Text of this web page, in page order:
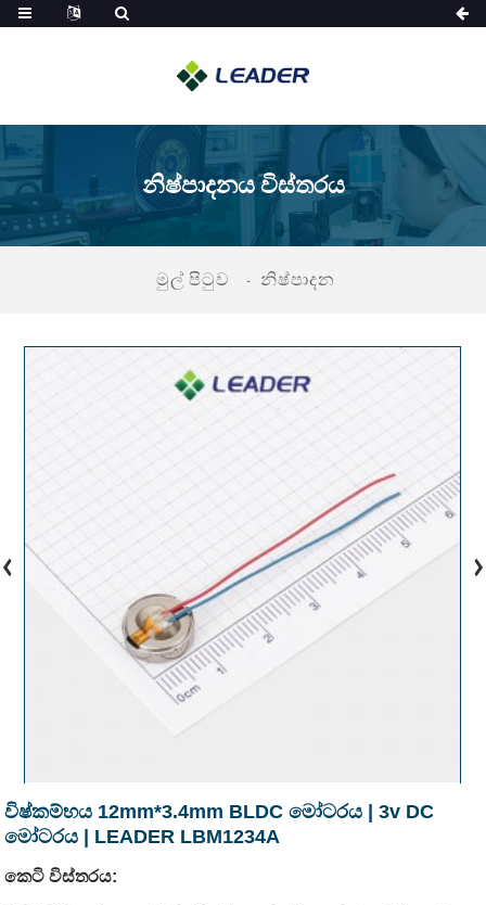
නිෂ්පාදනය විස්තරය
මුල් පිටුව නිෂ්පාදන
විෂ්කම්භය 12mm*3.4mm BLDC මෝටරය | 3v DC
මෝටරය | LEADER LBM1234A
කෙටි විස්තරය: